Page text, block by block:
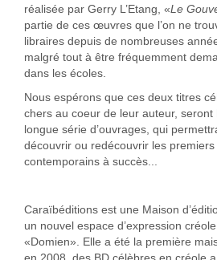
réalisée par Gerry L’Etang, «Le
partie de ces œuvres que l’on ne
libraires depuis de nombreuses
malgré tout à être fréquemment
dans les écoles.
Nous espérons que ces deux titres
chers au coeur de leur auteur, seront
longue série d’ouvrages, qui
découvrir ou redécouvrir les premiers
contemporains à succès...
Caraïbéditions est une Maison
un nouvel espace d’expression
«Domien». Elle a été la première